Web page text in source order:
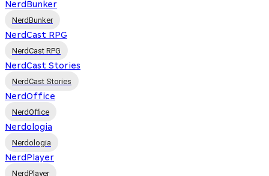
NerdBunker
NerdBunker
NerdCast RPG
NerdCast RPG
NerdCast Stories
NerdCast Stories
NerdOffice
NerdOffice
Nerdologia
Nerdologia
NerdPlayer
NerdPlayer